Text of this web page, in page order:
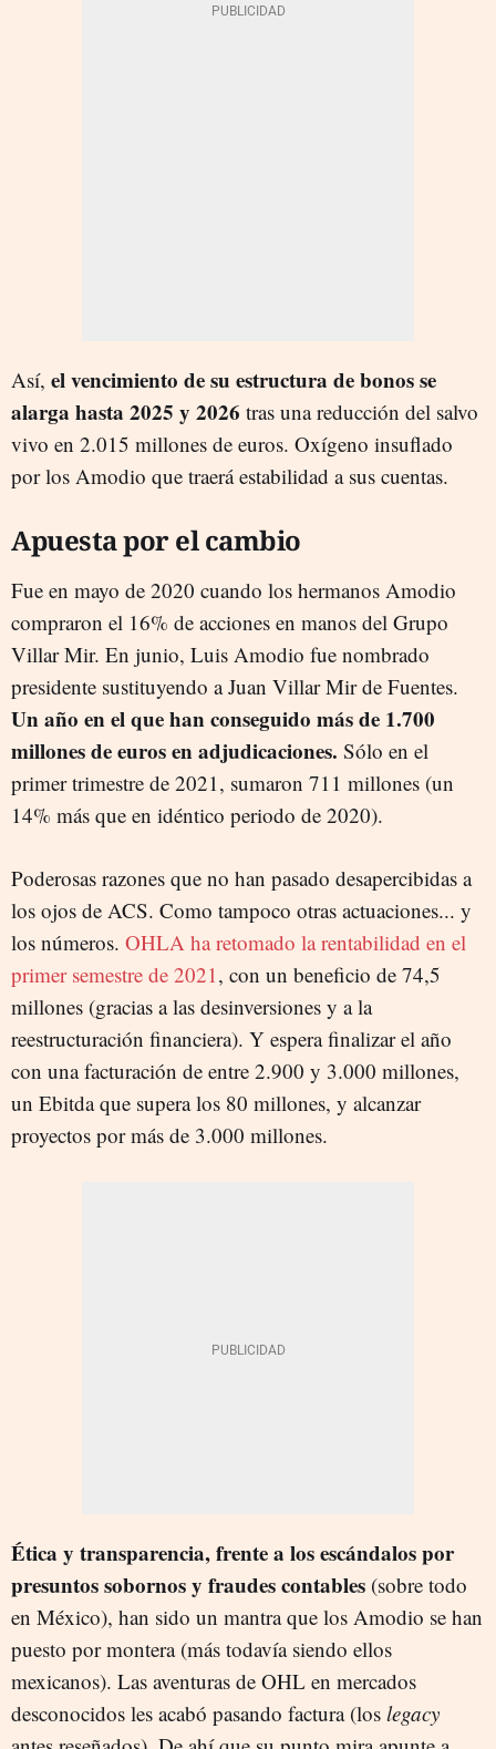
Así, el vencimiento de su estructura de bonos se
alarga hasta 2025 y 2026 tras una reducción del salvo
vivo en 2.015 millones de euros. Oxígeno insuflado
por los Amodio que traerá estabilidad a sus cuentas.
Apuesta por el cambio
Fue en mayo de 2020 cuando los hermanos Amodio
compraron el 16% de acciones en manos del Grupo
Villar Mir. En junio, Luis Amodio fue nombrado
presidente sustituyendo a Juan Villar Mir de Fuentes.
Un año en el que han conseguido más de 1.700
millones de euros en adjudicaciones. Sólo en el
primer trimestre de 2021, sumaron 711 millones (un
14% más que en idéntico periodo de 2020).
Poderosas razones que no han pasado desapercibidas a
los ojos de ACS. Como tampoco otras actuaciones... y
los números. OHLA ha retomado la rentabilidad en el
primer semestre de 2021 , con un beneficio de 74,5
millones (gracias a las desinversiones y a la
reestructuración financiera). Y espera finalizar el año
con una facturación de entre 2.900 y 3.000 millones,
un Ebitda que supera los 80 millones, y alcanzar
proyectos por más de 3.000 millones.
Ética y transparencia, frente a los escándalos por
presuntos sobornos y fraudes contables (sobre todo
en México), han sido un mantra que los Amodio se han
puesto por montera (más todavía siendo ellos
mexicanos). Las aventuras de OHL en mercados
desconocidos les acabó pasando factura (los legacy